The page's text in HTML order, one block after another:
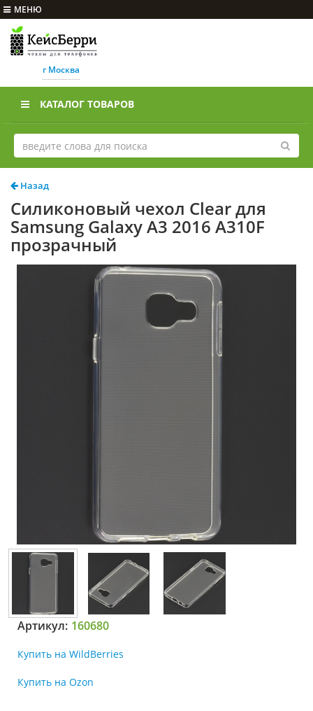
МЕНЮ
г Москва
КАТАЛОГ ТОВАРОВ
Назад
Силиконовый чехол Clear для
Samsung Galaxy A3 2016 A310F
прозрачный
Артикул: 160680
Купить на WildBerries
Купить на Ozon